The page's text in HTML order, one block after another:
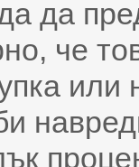
да
че
или